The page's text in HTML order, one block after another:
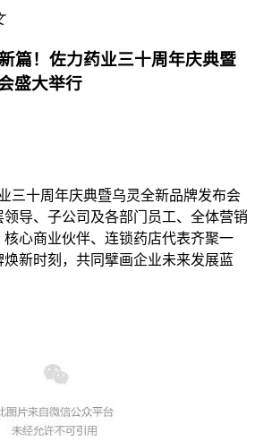
篇！佐力药业三十周年庆典暨
盛大举行
三十周年庆典暨乌灵全新品牌发布会
导、子公司及各部门员工、全体营销
心商业伙伴、连锁药店代表齐聚一
新时刻，共同擘画企业未来发展蓝